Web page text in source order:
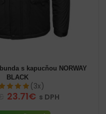
56 (XL) pánske
s kapucňou NORWAY
BLACK
(3x)
23.71€ s DPH